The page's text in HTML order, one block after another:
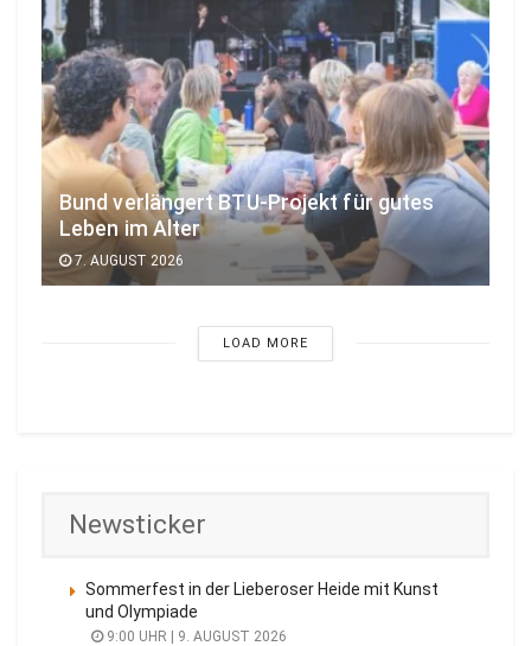
Bund verlängert BTU-Projekt für gutes
Leben im Alter
7. AUGUST 2026
LOAD MORE
Newsticker
Sommerfest in der Lieberoser Heide mit Kunst
und Olympiade
9:00 UHR | 9. AUGUST 2026